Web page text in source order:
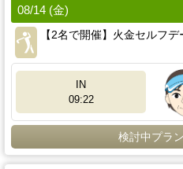
08/14 (金)
【2名で開催】火金セルフ
IN
09:22
検討中プラ